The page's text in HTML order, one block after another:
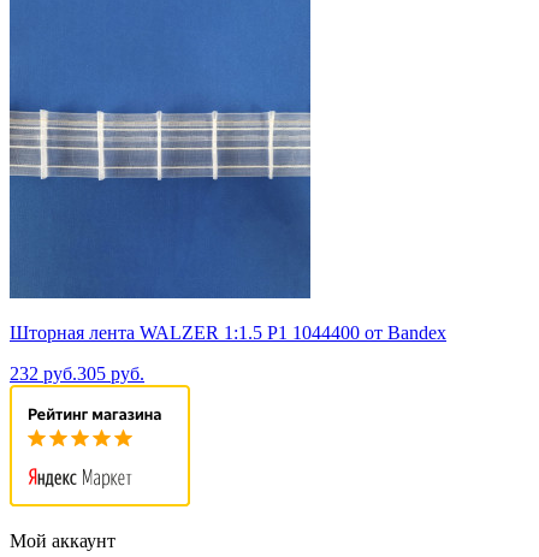
Шторная лента WALZER 1:1.5 P1 1044400 от Bandex
232 руб.305 руб.
Мой аккаунт